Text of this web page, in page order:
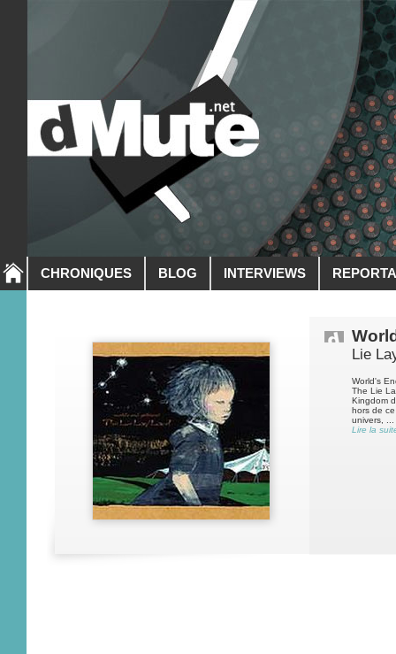
CHRONIQUES BLOG INTERVIEWS
Lie
World's
The Lie
Kingdom
hors de
univers, ...
Lire la